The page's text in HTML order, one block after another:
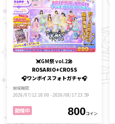
💓GM祭 vol.2🎤
ROSARIO+CROSS
🎧ワンボイスフォトガチャ🎧
開催期間
2026/07/12 18:00 - 2026/08/17 23:59
開催中 800コイン